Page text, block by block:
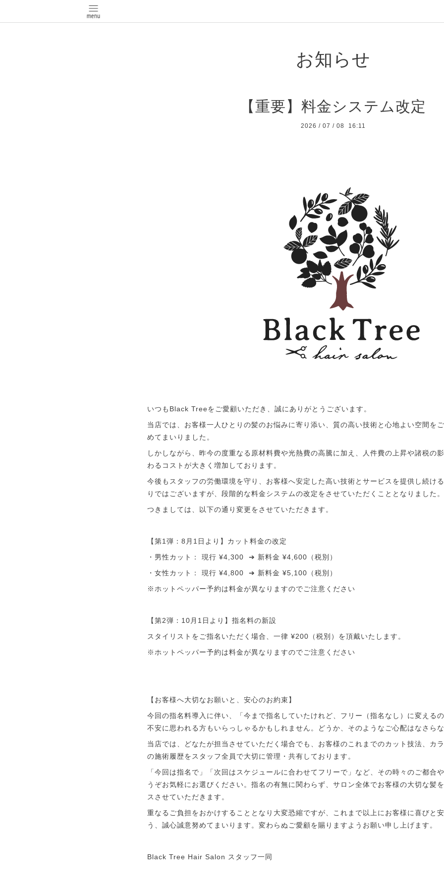
お知らせ
【重要】料金システム改定
2026 / 07 / 08 16:11
いつもBlack Treeをご愛顧いただき、誠にありがとうございます。
当店では、お客様一人ひとりの髪のお悩みに寄り添い、質の高い技術と心地よい空間を
めてまいりました。
しかしながら、昨今の度重なる原材料費や光熱費の高騰に加え、人件費の上昇や諸税の
わるコストが大きく増加しております。
今後もスタッフの労働環境を守り、お客様へ安定した高い技術とサービスを提供し続け
りではございますが、段階的な料金システムの改定をさせていただくこととなりました。
つきましては、以下の通り変更をさせていただきます。
【第1弾：8月1日より】カット料金の改定
・男性カット： 現行 ¥4,300 ➔ 新料金 ¥4,600（税別）
・女性カット： 現行 ¥4,800 ➔ 新料金 ¥5,100（税別）
※ホットペッパー予約は料金が異なりますのでご注意ください
【第2弾：10月1日より】指名料の新設
スタイリストをご指名いただく場合、一律 ¥200（税別）を頂戴いたします。
※ホットペッパー予約は料金が異なりますのでご注意ください
【お客様へ大切なお願いと、安心のお約束】
今回の指名料導入に伴い、「今まで指名していたけれど、フリー（指名なし）に変える
不安に思われる方もいらっしゃるかもしれません。どうか、そのようなご心配はなさらな
当店では、どなたが担当させていただく場合でも、お客様のこれまでのカット技法、カ
の施術履歴をスタッフ全員で大切に管理・共有しております。
「今回は指名で」「次回はスケジュールに合わせてフリーで」など、その時々のご都合
うぞお気軽にお選びください。指名の有無に関わらず、サロン全体でお客様の大切な髪
スさせていただきます。
重なるご負担をおかけすることとなり大変恐縮ですが、これまで以上にお客様に喜びと
う、誠心誠意努めてまいります。変わらぬご愛顧を賜りますようお願い申し上げます。
Black Tree Hair Salon スタッフ一同